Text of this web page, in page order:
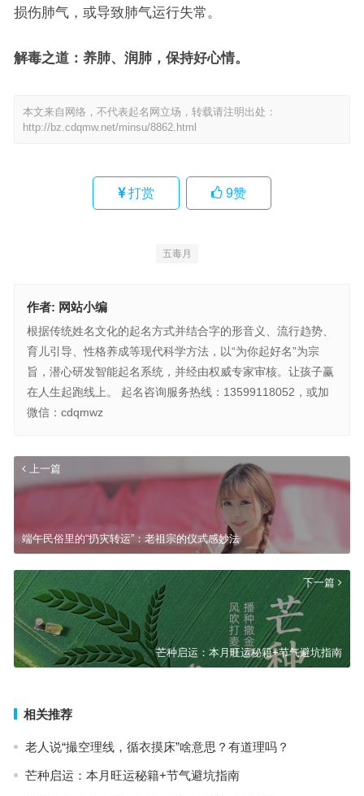
损伤肺气，或导致肺气运行失常。
解毒之道：养肺、润肺，保持好心情。
本文来自网络，不代表起名网立场，转载请注明出处：
http://bz.cdqmw.net/minsu/8862.html
打赏 9赞
五毒月
作者: 网站小编
根据传统姓名文化的起名方式并结合字的形音义、流行趋势、
育儿引导、性格养成等现代科学方法，以“为你起好名”为宗
旨，潜心研发智能起名系统，并经由权威专家审核。让孩子赢
在人生起跑线上。 起名咨询服务热线：13599118052，或加
微信：cdqmwz
上一篇
端午民俗里的“扔灾转运”：老祖宗的仪式感妙法
下一篇
芒种启运：本月旺运秘籍+节气避坑指南
相关推荐
老人说“撮空理线，循衣摸床”啥意思？有道理吗？
芒种启运：本月旺运秘籍+节气避坑指南